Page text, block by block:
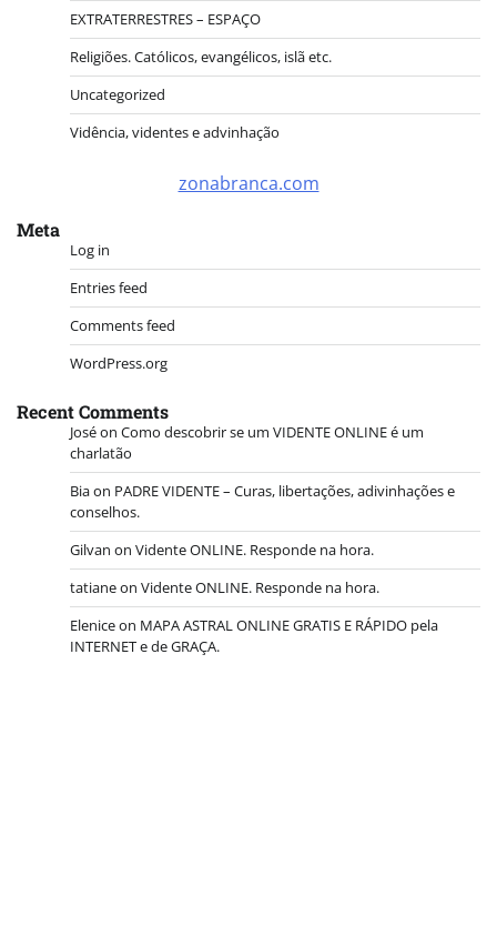
EXTRATERRESTRES – ESPAÇO
Religiões. Católicos, evangélicos, islã etc.
Uncategorized
Vidência, videntes e advinhação
zonabranca.com
Meta
Log in
Entries feed
Comments feed
WordPress.org
Recent Comments
Joséon Como descobrir se um VIDENTE ONLINE é um
charlatão
Biaon PADRE VIDENTE – Curas, libertações, adivinhações e
conselhos.
Gilvan on Vidente ONLINE. Responde na hora.
tatianeon Vidente ONLINE. Responde na hora.
Eleniceon MAPA ASTRAL ONLINE GRATIS E RÁPIDO pela
INTERNET e de GRAÇA.